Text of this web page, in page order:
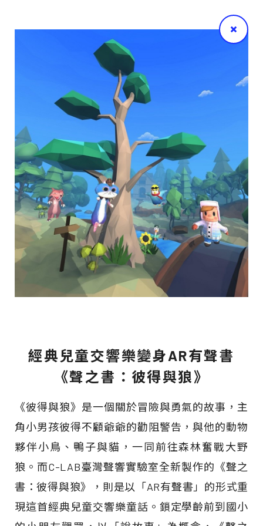
經典兒童交響樂變身AR有聲書
《聲之書：彼得與狼》
《彼得與狼》是一個關於冒險與勇氣的故事，主
角小男孩彼得不顧爺爺的勸阻警告，與他的動物
夥伴小鳥、鴨子與貓，一同前往森林奮戰大野
狼。而C-LAB臺灣聲響實驗室全新製作的《聲之
書：彼得與狼》，則是以「AR有聲書」的形式重
現這首經典兒童交響樂童話。鎖定學齡前到國小